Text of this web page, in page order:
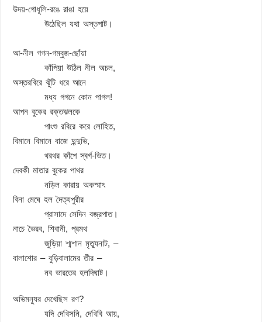
উদয়-গোধূলি-রঙে রাঙা হয়ে
উঠেছিল যথা অস্তপাট।
আ-নীল গগন-গম্বুজ-ছোঁয়া
কাঁপিয়া উঠিল নীল অচল,
অস্তরবিরে ঝুঁটি ধরে আনে
মধ্য গগনে কোন পাগল!
আপন বুকের রক্তঝলকে
পাংশু রবিরে করে লোহিত,
বিমানে বিমানে বাজে দুন্দুভি,
থরথর কাঁপে স্বর্গ-ভিত।
দেবকী মাতার বুকের পাথর
নড়িল কারায় অকস্মাৎ
বিনা মেঘে হল দৈত্যপুরীর
প্রাসাদে সেদিন বজ্রপাত।
নাচে ভৈরব, শিবানী, প্রমথ
জুড়িয়া শ্মশান মৃত্যুনাট, –
বালাশোর – বুড়িবালামের তীর –
নব ভারতের হলদিঘাট।
অভিমন্যুর দেখেছিস রণ?
যদি দেখিসনি, দেখিবি আয়,